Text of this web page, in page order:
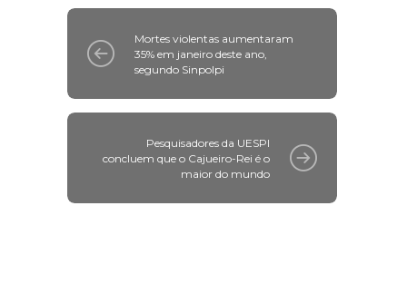
Mortes violentas aumentaram
35% em janeiro deste ano,
segundo Sinpolpi
Pesquisadores da UESPI
concluem que o Cajueiro-Rei é o
maior do mundo